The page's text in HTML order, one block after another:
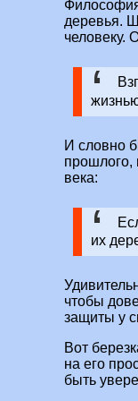
деревья.
человеку.
И словно
прошлого,
века:
их
чтобы
защиты у
Вот
на его
быть